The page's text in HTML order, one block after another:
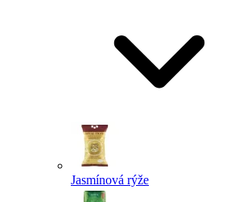
Jasmínová rýže